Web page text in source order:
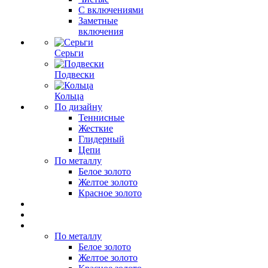
С включениями
Заметные
включения
Серьги
Подвески
Кольца
По дизайну
Теннисные
Жесткие
Глидерный
Цепи
По металлу
Белое золото
Желтое золото
Красное золото
По металлу
Белое золото
Желтое золото